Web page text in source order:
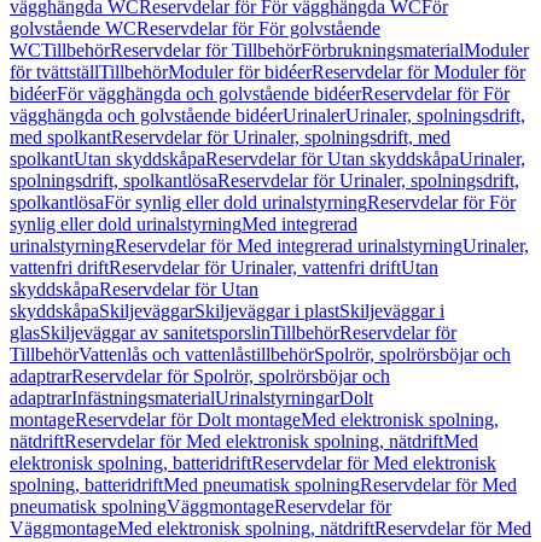
vägghängda WCReservdelar för För vägghängda WCFör
golvstående WCReservdelar för För golvstående
WCTillbehörReservdelar för TillbehörFörbrukningsmaterialModuler
för tvättställTillbehörModuler för bidéerReservdelar för Moduler för
bidéerFör vägghängda och golvstående bidéerReservdelar för För
vägghängda och golvstående bidéerUrinalerUrinaler, spolningsdrift,
med spolkantReservdelar för Urinaler, spolningsdrift, med
spolkantUtan skyddskåpaReservdelar för Utan skyddskåpaUrinaler,
spolningsdrift, spolkantlösaReservdelar för Urinaler, spolningsdrift,
spolkantlösaFör synlig eller dold urinalstyrningReservdelar för För
synlig eller dold urinalstyrningMed integrerad
urinalstyrningReservdelar för Med integrerad urinalstyrningUrinaler,
vattenfri driftReservdelar för Urinaler, vattenfri driftUtan
skyddskåpaReservdelar för Utan
skyddskåpaSkiljeväggarSkiljeväggar i plastSkiljeväggar i
glasSkiljeväggar av sanitetsporslinTillbehörReservdelar för
TillbehörVattenlås och vattenlåstillbehörSpolrör, spolrörsböjar och
adaptrarReservdelar för Spolrör, spolrörsböjar och
adaptrarInfästningsmaterialUrinalstyrningarDolt
montageReservdelar för Dolt montageMed elektronisk spolning,
nätdriftReservdelar för Med elektronisk spolning, nätdriftMed
elektronisk spolning, batteridriftReservdelar för Med elektronisk
spolning, batteridriftMed pneumatisk spolningReservdelar för Med
pneumatisk spolningVäggmontageReservdelar för
VäggmontageMed elektronisk spolning, nätdriftReservdelar för Med